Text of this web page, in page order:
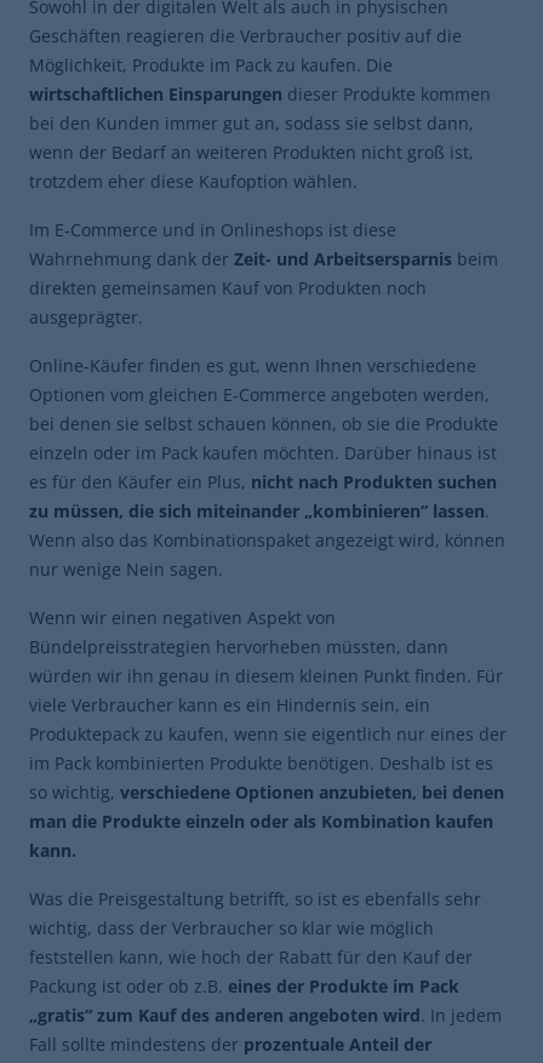
Sowohl in der digitalen Welt als auch in physischen
Geschäften reagieren die Verbraucher positiv auf die
Möglichkeit, Produkte im Pack zu kaufen. Die
wirtschaftlichen Einsparungen dieser Produkte kommen
bei den Kunden immer gut an, sodass sie selbst dann,
wenn der Bedarf an weiteren Produkten nicht groß ist,
trotzdem eher diese Kaufoption wählen.
Im E-Commerce und in Onlineshops ist diese
Wahrnehmung dank der Zeit- und Arbeitsersparnis beim
direkten gemeinsamen Kauf von Produkten noch
ausgeprägter.
Online-Käufer finden es gut, wenn Ihnen verschiedene
Optionen vom gleichen E-Commerce angeboten werden,
bei denen sie selbst schauen können, ob sie die Produkte
einzeln oder im Pack kaufen möchten. Darüber hinaus ist
es für den Käufer ein Plus, nicht nach Produkten suchen
zu müssen, die sich miteinander „kombinieren“ lassen.
Wenn also das Kombinationspaket angezeigt wird, können
nur wenige Nein sagen.
Wenn wir einen negativen Aspekt von
Bündelpreisstrategien hervorheben müssten, dann
würden wir ihn genau in diesem kleinen Punkt finden. Für
viele Verbraucher kann es ein Hindernis sein, ein
Produktepack zu kaufen, wenn sie eigentlich nur eines der
im Pack kombinierten Produkte benötigen. Deshalb ist es
so wichtig, verschiedene Optionen anzubieten, bei denen
man die Produkte einzeln oder als Kombination kaufen
kann.
Was die Preisgestaltung betrifft, so ist es ebenfalls sehr
wichtig, dass der Verbraucher so klar wie möglich
feststellen kann, wie hoch der Rabatt für den Kauf der
Packung ist oder ob z.B. eines der Produkte im Pack
„gratis“ zum Kauf des anderen angeboten wird. In jedem
Fall sollte mindestens der prozentuale Anteil der